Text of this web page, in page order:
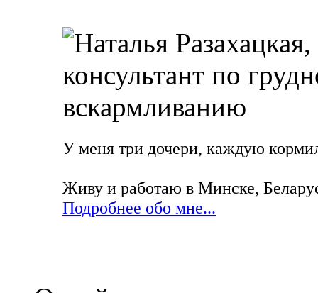
У меня три дочери, каждую
Живу и работаю в Минске,
Подробнее обо мне...